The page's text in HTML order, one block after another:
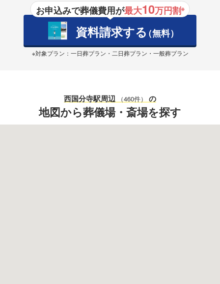
お申込みで葬儀費用が最大10万円割※
資料請求する（無料）
※対象プラン：一日葬プラン・二日葬プラン・一般葬プラン
西国分寺駅周辺 （460件） の
地図から葬儀場・斎場を探す